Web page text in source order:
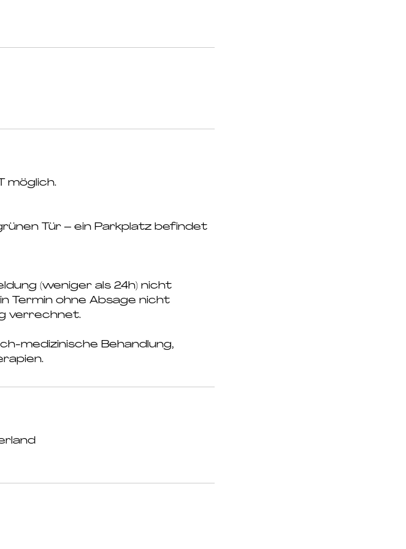
möglich.
Tür – ein Parkplatz befindet
(weniger als 24h) nicht
Termin ohne Absage nicht
verrechnet.
medizinische Behandlung,